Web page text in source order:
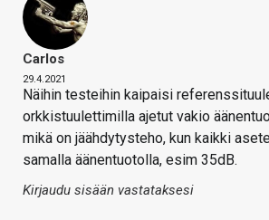
Carlos
29.4.2021
Näihin testeihin kaipaisi
orkkistuulettimilla ajetut vakio
mikä on jäähdytysteho, kun kaikki
samalla äänentuotolla, esim 35dB.
Kirjaudu sisään vastataksesi